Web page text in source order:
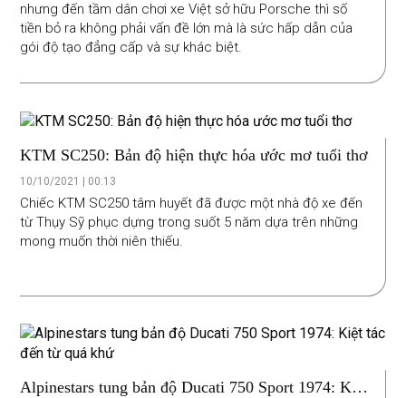
nhưng đến tầm dân chơi xe Việt sở hữu Porsche thì số
tiền bỏ ra không phải vấn đề lớn mà là sức hấp dẫn của
gói độ tạo đẳng cấp và sự khác biệt.
KTM SC250: Bản độ hiện thực hóa ước mơ tuổi thơ
10/10/2021 | 00:13
Chiếc KTM SC250 tâm huyết đã được một nhà độ xe đến
từ Thụy Sỹ phục dựng trong suốt 5 năm dựa trên những
mong muốn thời niên thiếu.
Alpinestars tung bản độ Ducati 750 Sport 1974: Kiệt